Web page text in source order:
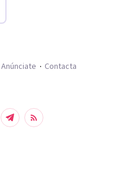
Anúnciate Contacta